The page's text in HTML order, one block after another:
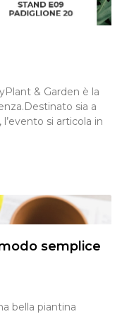
& Garden è la
sia a
si articola in
semplice
bella piantina